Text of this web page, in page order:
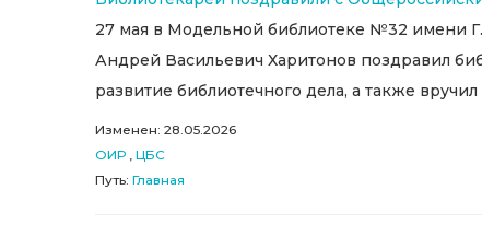
27 мая в Модельной библиотеке №32 имени
Андрей Васильевич Харитонов поздравил
развитие библиотечного дела, а также
Изменен: 28.05.2026
ОИР , ЦБС
Путь: Главная